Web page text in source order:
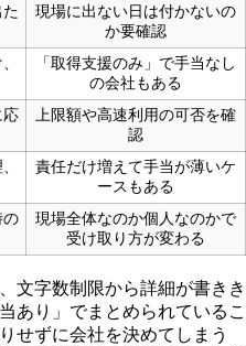
現場に出ない日は付かないの
か要確認
「取得支援のみ」で手当なし
の会社もある
応
上限額や高速利用の可否を確
認
責任だけ増えて手当が薄いケ
ースもある
の
現場全体なのか個人なのかで
受け取り方が変わる
文字数制限から詳細が書きき
あり」でまとめられているこ
せずに会社を決めてしまう